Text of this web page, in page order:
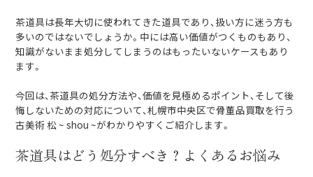
茶道具は長年大切に使われてきた道具であり、扱い方に迷う方も
多いのではないでしょうか。中には高い価値がつくものもあり、
知識がないまま処分してしまうのはもったいないケースもあり
ます。
今回は、茶道具の処分方法や、価値を見極めるポイント、そして後
悔しないための対応について、札幌市中央区で骨董品買取を行う
古美術 松 ~ shou ~がわかりやすくご紹介します。
茶道具はどう処分すべき？よくあるお悩み